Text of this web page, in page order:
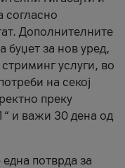
согласно
Дополнителните
буџет за нов уред,
услуги, во
на секој
преку
и важи 30 дена од
потврда за